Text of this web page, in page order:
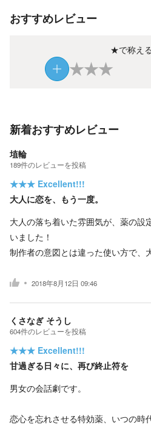
おすすめレビュー
★で称える
★★★
新着おすすめレビュー
埴輪
189件のレビューを投稿
★★★ Excellent!!!
大人に恋を、もう一度。
大人の落ち着いた雰囲気が、薬の設
いました！
制作者の意図とは違った使い方で、
2018年8月12日 09:46
くさなぎ そうし
604件のレビューを投稿
★★★ Excellent!!!
甘過ぎる日々に、再び終止符を
男女の会話劇です。
恋心を忘れさせる特効薬、いつの時